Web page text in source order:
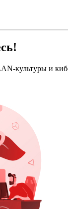
культуры и